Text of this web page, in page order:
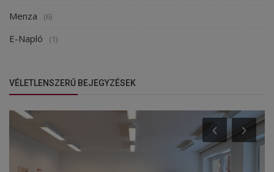
Menza (6)
E-Napló (1)
VÉLETLENSZERŰ BEJEGYZÉSEK